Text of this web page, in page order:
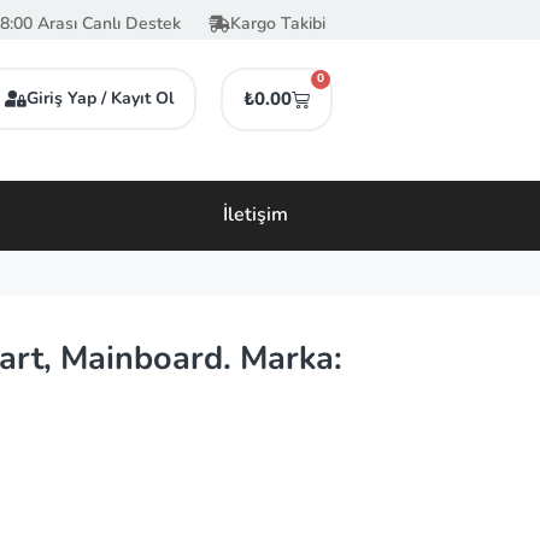
Arası Canlı Destek Kargo Takibi
Giriş Yap / Kayıt Ol ₺0.00
0
İletişim
Mainboard. Marka: